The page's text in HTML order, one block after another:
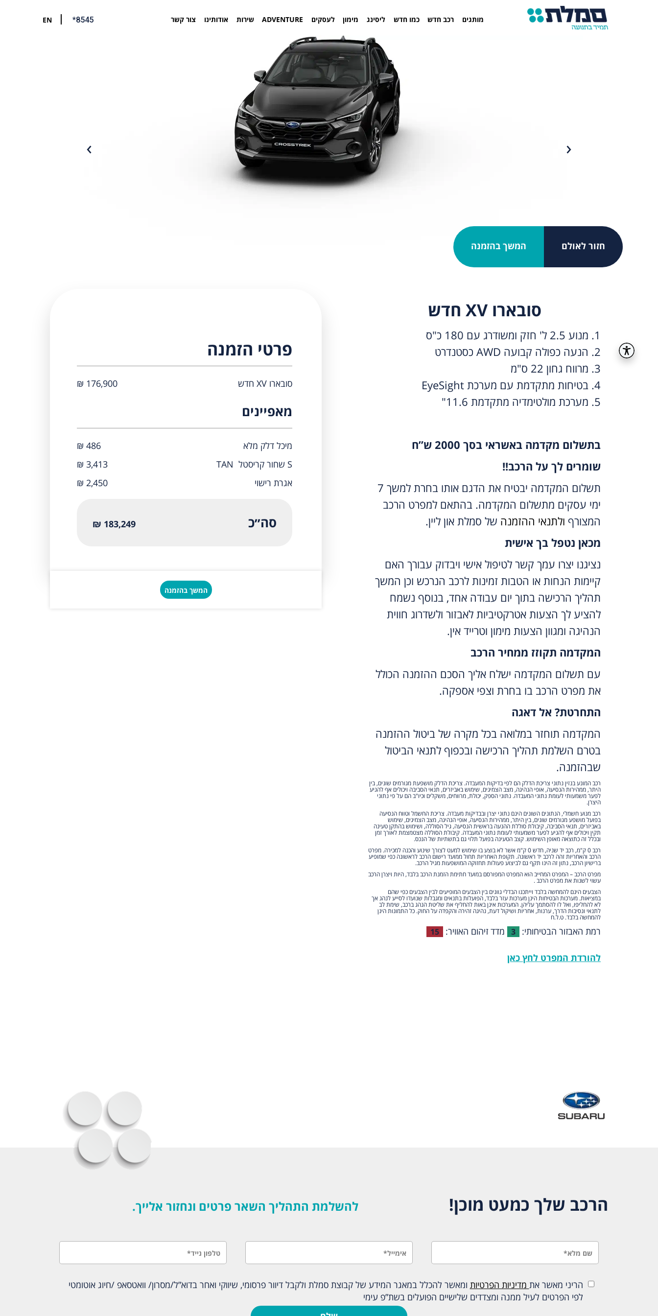
מותגים רכב חדש כמו חדש ליסינג מימון לעסקים ADVENTURE שירות אודותינו צור קשר *8545
EN
חזור לאולם המשך בהזמנה
סובארו XV חדש
1. מנוע 2.5 ל' חזק ומשודרג עם 180 כ"ס
2. הנעה כפולה קבועה AWD כסטנדרט
3. מרווח גחון 22 ס"מ
4. בטיחות מתקדמת עם מערכת EyeSight
5. מערכת מולטימדיה מתקדמת 11.6"
בתשלום מקדמה באשראי בסך 2000 ש”ח
שומרים לך על הרכב!!
תשלום המקדמה יבטיח את הדגם אותו בחרת למשך 7
ימי עסקים מתשלום המקדמה. בהתאם למפרט הרכב
המצורף ולתנאי ההזמנה של סמלת און ליין.
מכאן נטפל בך אישית
נציגנו יצרו עמך קשר לטיפול אישי ויבדוק עבורך האם
קיימות הנחות או הטבות זמינות לרכב הנרכש וכן המשך
תהליך הרכישה בתוך יום עבודה אחד, בנוסף נשמח
להציע לך הצעות אטרקטיביות לאבזור ולשדרוג חווית
הנהיגה ומגוון הצעות מימון וטרייד אין.
המקדמה תקוזז ממחיר הרכב
עם תשלום המקדמה ישלח אליך הסכם ההזמנה הכולל
את מפרט הרכב בו בחרת וצפי אספקה.
התחרטת? אל דאגה
המקדמה תוחזר במלואה בכל מקרה של ביטול ההזמנה
בטרם השלמת תהליך הרכישה ובכפוף לתנאי הביטול
שבהזמנה.
רכב המונע בנזין נתוני צריכת הדלק הם לפי בדיקות המעבדה. צריכת הדלק מושפעת מגורמים שונים, בין
היתר, ממהירות הנסיעה, אופי הנהיגה, מצב הצמיגים, שימוש באביזרים, תנאי הסביבה ויכולים אף להגיע
לפער משמעותי לעומת נתוני המעבדה. נתוני הספק, יכולת, מרווחים, משקלים וכיו"ב הם על פי נתוני
היצרן.
רכב מנוע חשמלי, הנתונים השונים הינם נתוני יצרן ובבדיקות מעבדה. צריכת החשמל וטווח הנסיעה
בפועל מושפע מגורמים שונים, בין היתר, ממהירות הנסיעה, אופי הנהיגה, מצב הצמיגים, שימוש
באביזרים, תנאי הסביבה, קיבולת סוללת ההנעה בראשית הנסיעה, גיל הסוללה, ושימוש בהתקן טעינה
תקין ויכולים אף להגיע לפער משמעותי לעומת נתוני המעבדה. קיבולת הסוללה מצטמצמת לאורך זמן
ובכלל זה כתוצאה מאופן השימוש. קצב הטעינה בפועל תלוי גם בתשתיות של הנכס.
רכב 0 ק"מ, רכב יד שניה, חדש 0 ק"מ אשר לא בוצע בו שימוש למעט לצורך שינוע והכנה למכירה. מפרט
הרכב והאחריות זהה לרכב יד ראשונה. תקופת האחריות תחול ממועד רישום הרכב לראשונה כפי שמופיע
ברישיון הרכב, נתון זה הינו תקף גם לביצוע פעולות תחזוקה המושפעות מגיל הרכב.
מפרט הרכב – המפרט המחייב הוא המפרט המפורסם במועד חתימת הזמנת הרכב בלבד, היות ויצרן הרכב
עשוי לשנות את מפרט הרכב .
הצבעים הינם להמחשה בלבד וייתכנו הבדלי גוונים בין הצבעים המופיעים לבין הצבעים כפי שהם
במציאות. מערכות הבטיחות הינן מערכות עזר בלבד, הפועלות בתנאים ומגבלות שנועדו לסייע לנהג אך
לא להחליפו, ואל לו להסתמך עליהן. המערכות אינן באות להחליף את שליטת הנהג ברכב, שימת לב
לתנאי ונסיבות הדרך, ערנות, אחריות ושיקול דעת, נהיגה זהירה והקפדה על החוק. כל התמונות הינן
להמחשה בלבד. ט.ל.ח
רמת האבזור הבטיחותי: 3 מדד זיהום האוויר: 15
להורדת המפרט לחץ כאן
פרטי הזמנה
סובארו XV חדש 176,900 ₪
מאפיינים
מיכל דלק מלא
₪ 486
S שחור קריסטל TAN
₪ 3,413
אגרת רישוי
₪ 2,450
סה״כ 183,249 ₪
המשך בהזמנה
הרכב שלך כמעט מוכן! להשלמת התהליך השאר פרטים ונחזור אלייך.
הריני מאשר את מדיניות הפרטיות ומאשר להכלל במאגר המידע של קבוצת סמלת ולקבל דיוור פרסומי, שיווקי ואחר בדוא”ל/מסרון/ וואטסאפ /חיוג אוטומטי
לפי הפרטים לעיל ממנה ומצדדים שלישיים הפועלים בשת”פ עימי